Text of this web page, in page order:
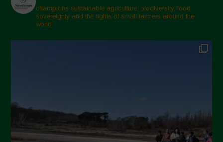
champions sustainable agriculture, biodiversity, food
sovereignty and the rights of small farmers around the
world.